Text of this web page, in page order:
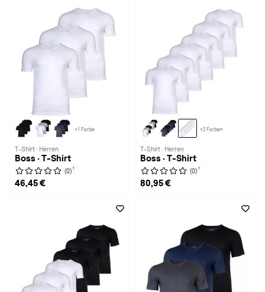
+1 Farbe
T-Shirt · Herren
Boss · T-Shirt
(0) 1
46,45 €
+2 Farben
T-Shirt · Herren
Boss · T-Shirt
(0) 1
80,95 €